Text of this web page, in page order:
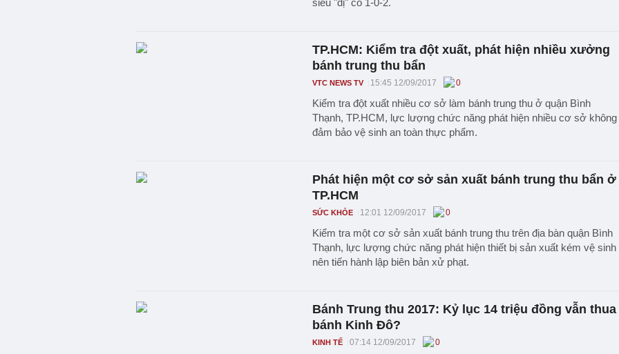
siêu "dị" có 1-0-2.
TP.HCM: Kiểm tra đột xuất, phát hiện nhiều xưởng
bánh trung thu bẩn
VTC NEWS TV 15:45 12/09/2017 0
Kiểm tra đột xuất nhiều cơ sở làm bánh trung thu ở quận Bình
Thạnh, TP.HCM, lực lượng chức năng phát hiện nhiều cơ sở không
đảm bảo vệ sinh an toàn thực phẩm.
Phát hiện một cơ sở sản xuất bánh trung thu bẩn ở
TP.HCM
SỨC KHỎE 12:01 12/09/2017 0
Kiểm tra một cơ sở sản xuất bánh trung thu trên địa bàn quận Bình
Thạnh, lực lượng chức năng phát hiện thiết bị sản xuất kém vệ sinh
nên tiến hành lập biên bản xử phạt.
Bánh Trung thu 2017: Kỷ lục 14 triệu đồng vẫn thua
bánh Kinh Đô?
KINH TẾ 07:14 12/09/2017 0